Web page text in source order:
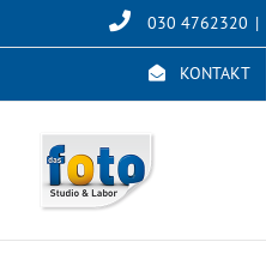
030 4762320 |
KONTAKT